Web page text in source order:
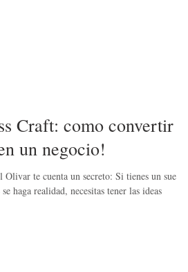
Craft: como convertir tu
un negocio!
Olivar te cuenta un secreto: Si tienes un sueño
haga realidad, necesitas tener las ideas